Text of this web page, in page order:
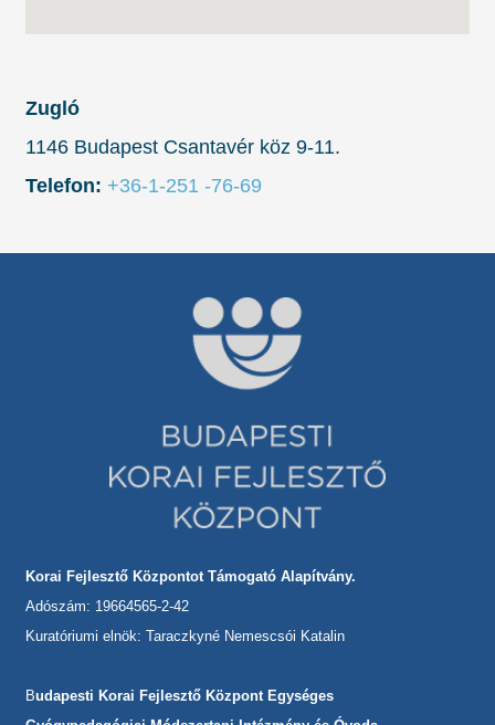
Zugló
1146 Budapest Csantavér köz 9-11.
Telefon: +36-1-251 -76-69
Korai Fejlesztő Központot Támogató Alapítvány.
Adószám: 19664565-2-42
Kuratóriumi elnök: Taraczkyné Nemescsói Katalin
Budapesti Korai Fejlesztő Központ Egységes